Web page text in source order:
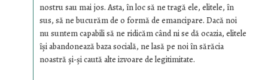
nostru sau mai jos. Asta, în loc să ne tragă ele, elitele, în
sus, să ne bucurăm de o formă de emancipare. Dacă noi
nu suntem capabili să ne ridicăm când ni se dă ocazia, elitele
îşi abandonează baza socială, ne lasă pe noi în sărăcia
noastră şi-şi caută alte izvoare de legitimitate.